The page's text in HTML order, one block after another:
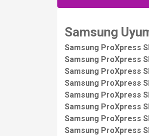
Samsung
Samsung ProXpress
Samsung ProXpress
Samsung ProXpress
Samsung ProXpress
Samsung ProXpress
Samsung ProXpress
Samsung ProXpress
Samsung ProXpress